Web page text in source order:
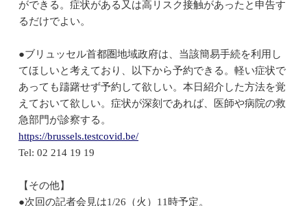
ができる。症状がある又は高リスク接触があったと申告す
るだけでよい。
●ブリュッセル首都圏地域政府は、当該簡易手続を利用し
てほしいと考えており、以下から予約できる。軽い症状で
あっても躊躇せず予約して欲しい。本日紹介した方法を覚
えておいて欲しい。症状が深刻であれば、医師や病院の救
急部門が診察する。
https://brussels.testcovid.be/
Tel: 02 214 19 19
【その他】
●次回の記者会見は1/26（火）11時予定。